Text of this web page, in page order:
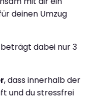
deinen Umzug
beträgt dabei nur 3
, dass innerhalb der
und du stressfrei